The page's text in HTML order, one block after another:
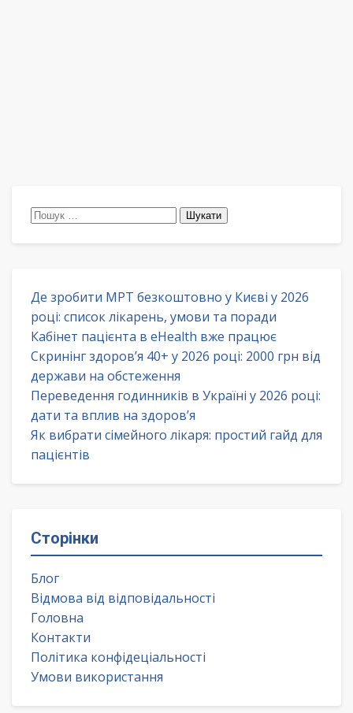
Пошук:
Де зробити МРТ безкоштовно у Києві у 2026
році: список лікарень, умови та поради
Кабінет пацієнта в eHealth вже працює
Скринінг здоров’я 40+ у 2026 році: 2000 грн від
держави на обстеження
Переведення годинників в Україні у 2026 році:
дати та вплив на здоров’я
Як вибрати сімейного лікаря: простий гайд для
пацієнтів
Сторінки
Блог
Відмова від відповідальності
Головна
Контакти
Політика конфідеціальності
Умови використання